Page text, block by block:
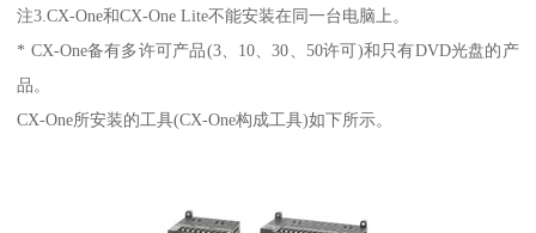
注3.CX-One和CX-One Lite不能安装在同一台电脑上。
* CX-One备有多许可产品(3、10、30、50许可)和只有DVD光盘的产
品。
CX-One所安装的工具(CX-One构成工具)如下所示。